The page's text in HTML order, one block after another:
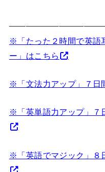
※「たった２時間で英語
ー」はこちら
※「文法力アップ」７日
※「英単語力アップ」７
※「英語でマジック」８